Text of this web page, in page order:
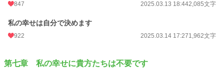
847 2025.03.13 18:442,085文字
私の幸せは自分で決めます
922 2025.03.14 17:271,962文字
第七章 私の幸せに貴方たちは不要です